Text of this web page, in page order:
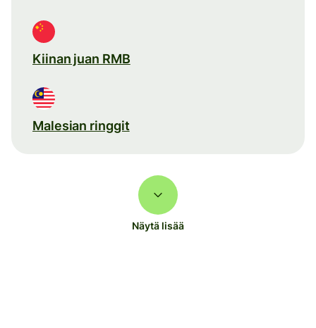
Kiinan juan RMB
Malesian ringgit
Näytä lisää